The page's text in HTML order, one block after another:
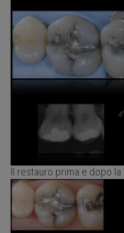
Il restauro prima e dopo